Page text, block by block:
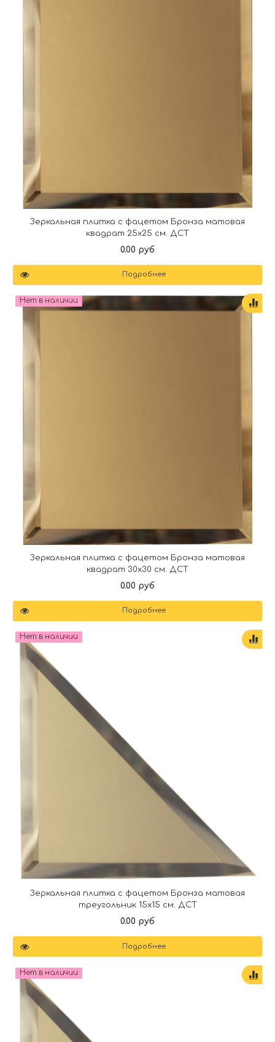
Зеркальная плитка с фацетом Бронза матовая
квадрат 25х25 см. ДСТ
0.00 руб
Подробнее
Нет в наличии
Зеркальная плитка с фацетом Бронза матовая
квадрат 30х30 см. ДСТ
0.00 руб
Подробнее
Нет в наличии
Зеркальная плитка с фацетом Бронза матовая
треугольник 15х15 см. ДСТ
0.00 руб
Подробнее
Нет в наличии